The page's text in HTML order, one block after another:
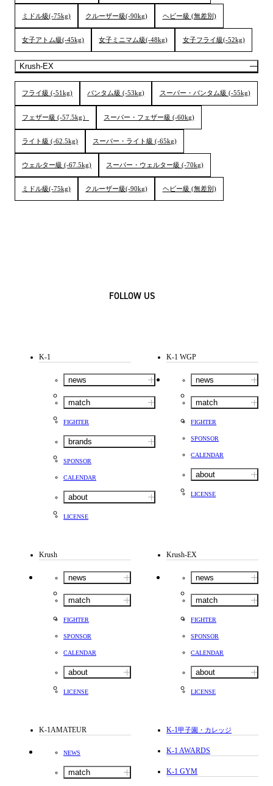
ミドル級(-75kg) クルーザー級(-90kg) ヘビー級 (無差別)
女子アトム級(-45kg) 女子ミニマム級(-48kg) 女子フライ級(-52kg)
Krush-EX
フライ級 (-51kg) バンタム級 (-53kg) スーパー・バンタム級 (-55kg)
フェザー級 (-57.5kg） スーパー・フェザー級 (-60kg)
ライト級 (-62.5kg) スーパー・ライト級 (-65kg)
ウェルター級 (-67.5kg) スーパー・ウェルター級 (-70kg)
ミドル級(-75kg) クルーザー級(-90kg) ヘビー級 (無差別)
FOLLOW US
K-1
news
match
FIGHTER
brands
SPONSOR
CALENDAR
about
LICENSE
K-1 WGP
news
match
FIGHTER
SPONSOR
CALENDAR
about
LICENSE
Krush
news
match
FIGHTER
SPONSOR
CALENDAR
about
LICENSE
Krush-EX
news
match
FIGHTER
SPONSOR
CALENDAR
about
LICENSE
K-1AMATEUR
NEWS
match
K-1甲子園・カレッジ
K-1 AWARDS
K-1 GYM